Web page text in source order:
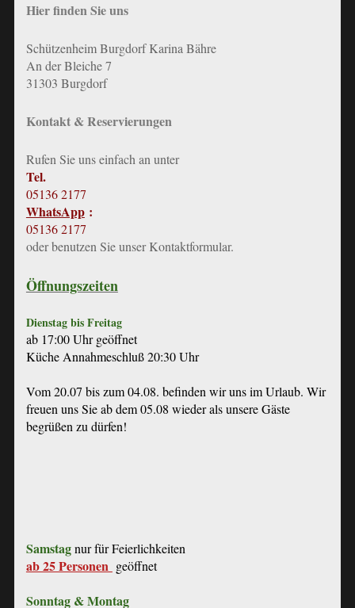
Hier finden Sie uns
Schützenheim Burgdorf Karina Bähre
An der Bleiche 7
31303 Burgdorf
Kontakt & Reservierungen
Rufen Sie uns einfach an unter
Tel.
05136 2177
WhatsApp:
05136 2177
oder benutzen Sie unser Kontaktformular.
Öffnungszeiten
Dienstag bis Freitag
ab 17:00 Uhr geöffnet
Küche Annahmeschluß 20:30 Uhr
Vom 20.07 bis zum 04.08. befinden wir uns im Urlaub. Wir
freuen uns Sie ab dem 05.08 wieder als unsere Gäste
begrüßen zu dürfen!
Samstagnur für Feierlichkeiten
ab 25 Personen geöffnet
Sonntag & Montag